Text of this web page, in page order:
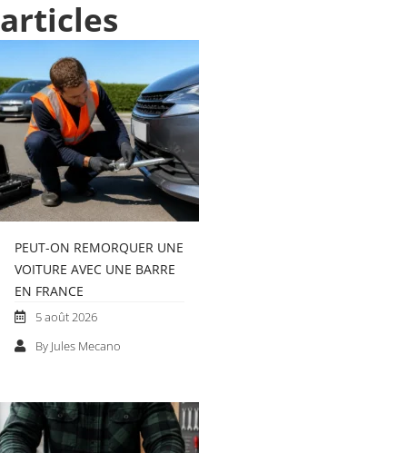
articles
PEUT-ON REMORQUER UNE
VOITURE AVEC UNE BARRE
EN FRANCE
5 août 2026
By Jules Mecano